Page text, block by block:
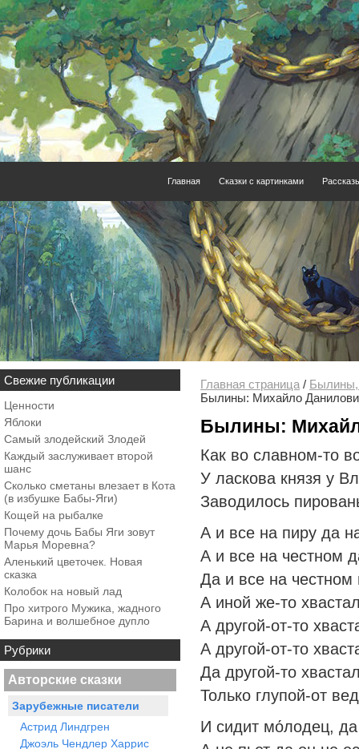
Главная Сказки с картинками
Свежие публикации
Ценности
Яблоки
Самый злодейский Злодей
Каждый заслуживает второй
шанс
Сколько сметаны влезает в Кота
(в избушке Бабы-Яги)
Кощей на рыбалке
Почему дочь Бабы Яги зовут
Марья Моревна?
Аленький цветочек. Новая
сказка
Колобок на новый лад
Про хитрого Мужика, жадного
Барина и волшебное дупло
Рубрики
Авторские сказки
Зарубежные писатели
Астрид Линдгрен
Джоэль Чендлер Харрис
Главная страница /
Былины: Михайло
Былины:
Как во славном-то
У ласкова князя у
Заводилось
А и все на пиру да
А и все на честном
Да и все на честном
А иной же-то
А другой-от-то
А другой-от-то
Да другой-то
Только глупой-от
И сидит мо́лодец, да